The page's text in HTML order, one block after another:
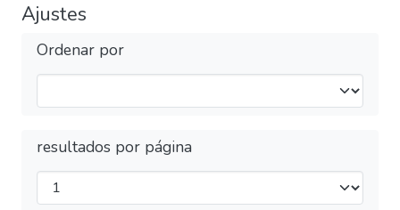
Ajustes
Ordenar por
resultados por página